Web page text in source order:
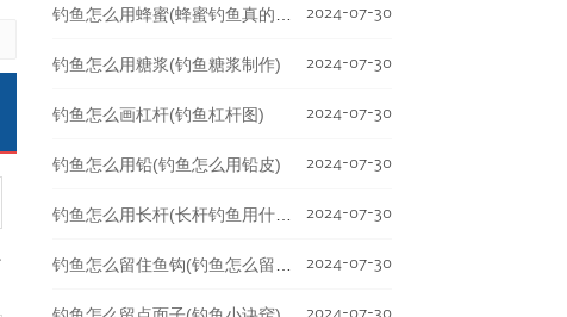
2024-07-30
钓鱼怎么用蜂蜜(蜂蜜钓鱼真的有用吗)
2024-07-30
钓鱼怎么用糖浆(钓鱼糖浆制作)
2024-07-30
钓鱼怎么画杠杆(钓鱼杠杆图)
2024-07-30
钓鱼怎么用铅(钓鱼怎么用铅皮)
2024-07-30
钓鱼怎么用长杆(长杆钓鱼用什么饵料)
2024-07-30
钓鱼怎么留住鱼钩(钓鱼怎么留住鱼钩视频)